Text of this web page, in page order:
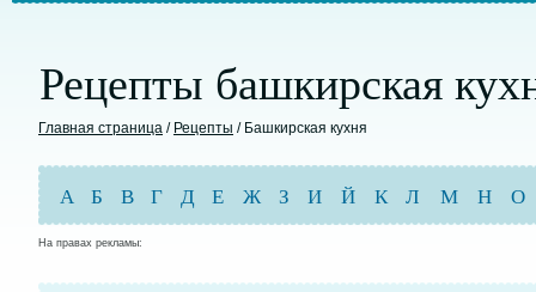
Рецепты башкирская
Главная страница / Рецепты / Башкирская кухня
А Б В Г Д Е Ж З И Й К Л М Н О
На правах рекламы: